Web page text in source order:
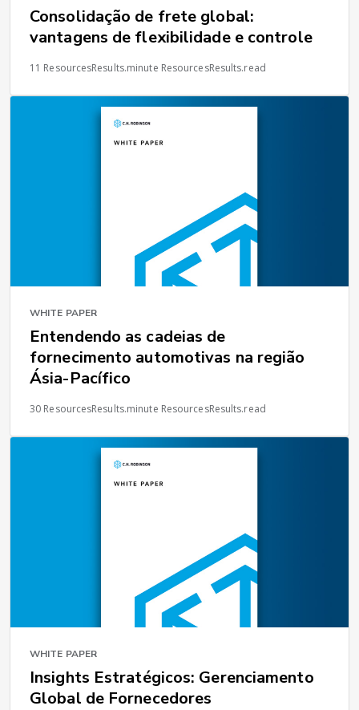
Consolidação de frete global:
vantagens de flexibilidade e controle
11 ResourcesResults.minute ResourcesResults.read
WHITE PAPER
Entendendo as cadeias de
fornecimento automotivas na região
Ásia-Pacífico
30 ResourcesResults.minute ResourcesResults.read
WHITE PAPER
Insights Estratégicos: Gerenciamento
Global de Fornecedores